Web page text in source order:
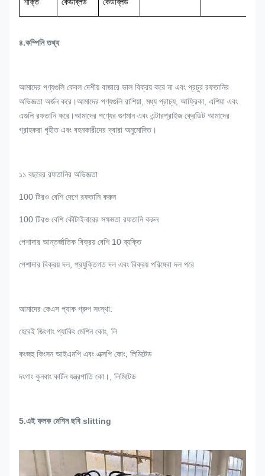
৪.কম্পিনি তথ্য
আমাদের পণ্যগুলি কেবল দেশীয় বাজারে ভাল বিক্রয় করে না এবং প্রচুর রফতানির
অভিজ্ঞতা অর্জন করে।আমাদের পণ্যগুলি রাশিয়া, মধ্য প্রাচ্য, আফ্রিকা, এশিয়া এবং
এগুলি রফতানি করে।আমাদের পণ্যের গুণমান এবং এন্টারপ্রাইজ ক্রেডিট আমাদের
গ্রাহকরা গৃহীত এবং বহনকারীদের দ্বারা অনুমোদিত।
১১ বছরের রফতানির অভিজ্ঞতা
100 টিরও বেশি দেশে রফতানি করুন
100 টিরও বেশি কৌটাইনারের সক্ষমতা রফতানি করুন
পেশাদার আন্তর্জাতিক বিক্রয় বেশি 10 ব্যক্তি
পেশাদার বিক্রয় দল, প্রযুক্তিগত দল এবং বিক্রয় পরিষেবা দল পরে
আমাদের কেএস প্যাক গ্রুপ সংস্থা:
হেবেই জিংগাং প্যাকিং মেশিন কোং, লি
কংজহু কিংসন আইএমপি এবং এক্সপি কোং, লিমিটেড
দংগাং কুনবাং কার্টন যন্ত্রপাতি কো।, লিমিটেড
5.এই ফলক মেশিন ছবি slitting